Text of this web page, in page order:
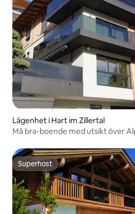
Lägenhet i Hart im Zillertal
Må bra-boende med utsikt över
Superhost
Superhost